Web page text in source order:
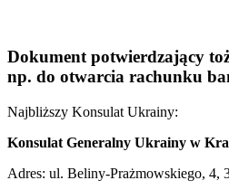
Dokument potwierdzający
np. do otwarcia rachunku
Najbliższy Konsulat Ukrainy:
Konsulat Generalny Ukrainy w
Adres: ul. Beliny-Prażmowskiego, 4,